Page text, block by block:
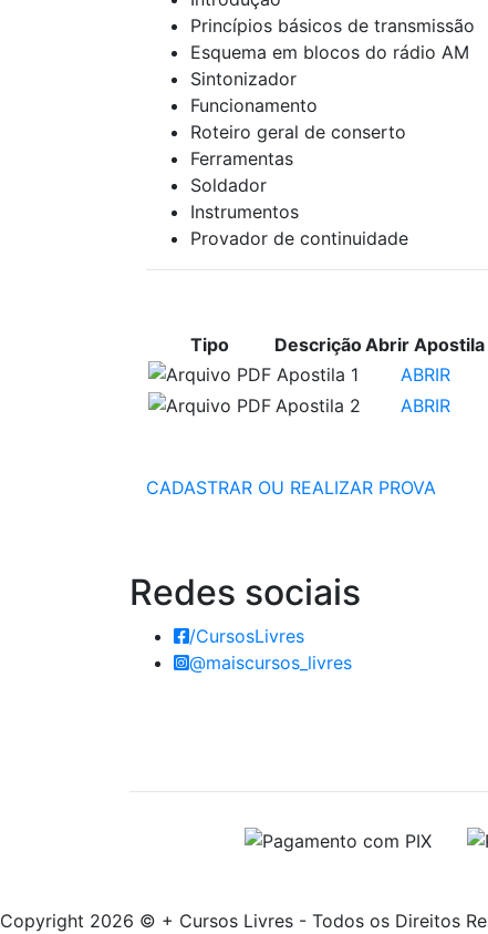
Princípios básicos de transmissão
Esquema em blocos do rádio AM
Sintonizador
Funcionamento
Roteiro geral de conserto
Ferramentas
Soldador
Instrumentos
Provador de continuidade
Tipo DescriçãoAbrir Apostila
Apostila 1
ABRIR
Apostila 2
ABRIR
CADASTRAR OU REALIZAR PROVA
Redes sociais
/CursosLivres
@maiscursos_livres
Copyright 2026 © + Cursos Livres - Todos os Direitos